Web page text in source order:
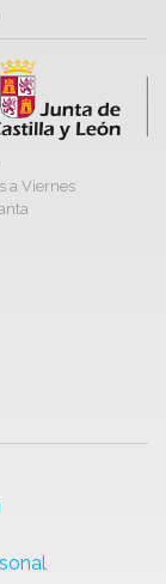
a Viernes